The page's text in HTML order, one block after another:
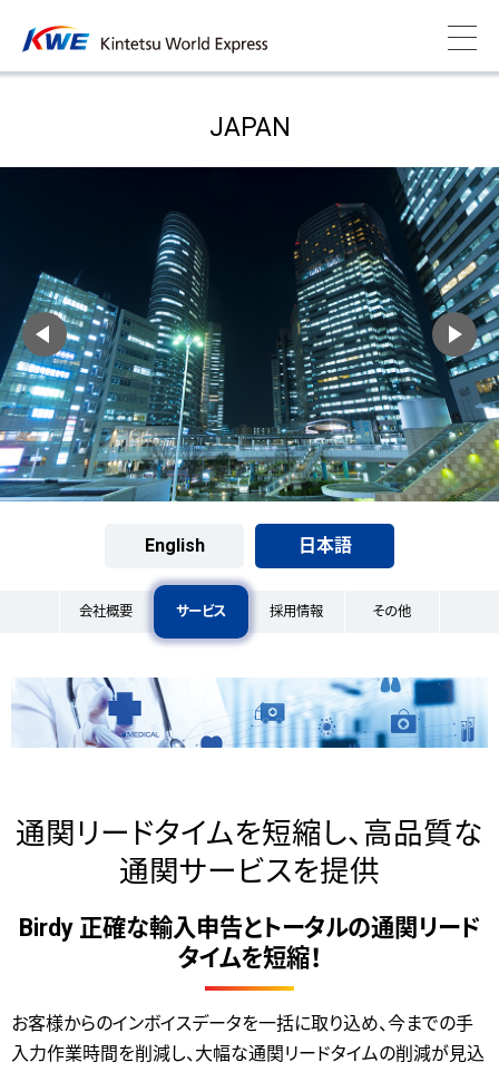
JAPAN
English 日本語
会社概要 サービス 採用情報 その他
通関リードタイムを短縮し、高品質な
通関サービスを提供
Birdy 正確な輸入申告とトータルの通関リード
タイムを短縮！
お客様からのインボイスデータを一括に取り込め、今までの手
入力作業時間を削減し、大幅な通関リードタイムの削減が見込